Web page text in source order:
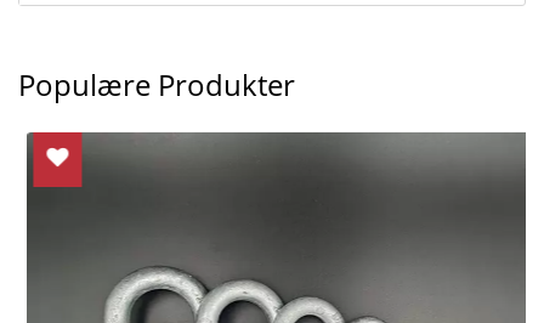
Populære Produkter